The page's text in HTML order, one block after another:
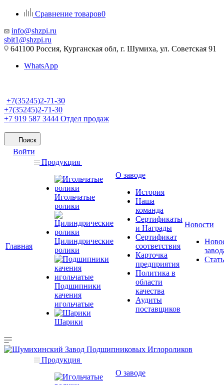
Сравнение товаров0
info@shzpi.ru
sbit1@shzpi.ru
641100 Россия, Курганская обл, г. Шумиха, ул. Советская 91
WhatsApp
+7(35245)2-71-30
+7(35245)2-71-30
+7 919 587 3444 Отдел продаж
Поиск
Войти
Главная
Продукция
Игольчатые
ролики
Цилиндрические
ролики
Подшипники
качения
игольчатые
Шарики
О заводе
История
Наша
команда
Сертификаты
и Награды
Сертификат
соответствия
Карточка
предприятия
Политика в
области
качества
Аудиты
поставщиков
Новости
Продукция
О заводе